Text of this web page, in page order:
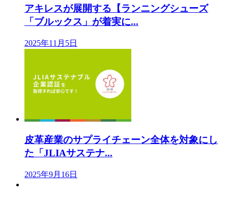
アキレスが展開する【ランニングシューズ
「ブルックス」が着実に...
2025年11月5日
皮革産業のサプライチェーン全体を対象にし
た「JLIAサステナ...
2025年9月16日